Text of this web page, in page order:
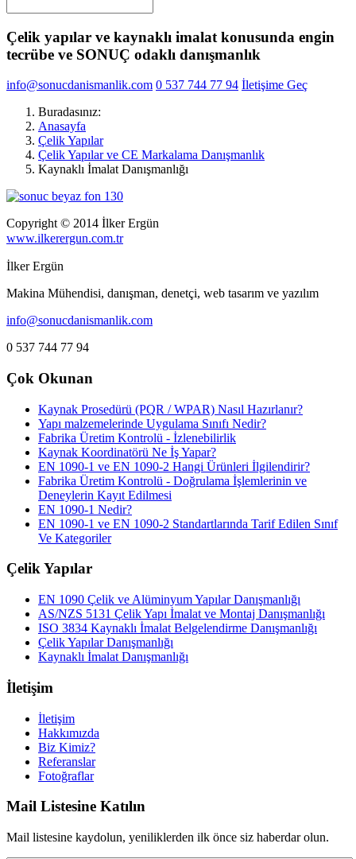
Çelik yapılar ve kaynaklı imalat konusunda engin
tecrübe ve SONUÇ odaklı danışmanlık
info@sonucdanismanlik.com 0 537 744 77 94 İletişime Geç
Buradasınız:
Anasayfa
Çelik Yapılar
Çelik Yapılar ve CE Markalama Danışmanlık
Kaynaklı İmalat Danışmanlığı
Copyright © 2014 İlker Ergün
www.ilkerergun.com.tr
İlker Ergün
Makina Mühendisi, danışman, denetçi, web tasarım ve yazılım
info@sonucdanismanlik.com
0 537 744 77 94
Çok Okunan
Kaynak Prosedürü (PQR / WPAR) Nasıl Hazırlanır?
Yapı malzemelerinde Uygulama Sınıfı Nedir?
Fabrika Üretim Kontrolü - İzlenebilirlik
Kaynak Koordinatörü Ne İş Yapar?
EN 1090-1 ve EN 1090-2 Hangi Ürünleri İlgilendirir?
Fabrika Üretim Kontrolü - Doğrulama İşlemlerinin ve
Deneylerin Kayıt Edilmesi
EN 1090-1 Nedir?
EN 1090-1 ve EN 1090-2 Standartlarında Tarif Edilen Sınıf
Ve Kategoriler
Çelik Yapılar
EN 1090 Çelik ve Alüminyum Yapılar Danışmanlığı
AS/NZS 5131 Çelik Yapı İmalat ve Montaj Danışmanlığı
ISO 3834 Kaynaklı İmalat Belgelendirme Danışmanlığı
Çelik Yapılar Danışmanlığı
Kaynaklı İmalat Danışmanlığı
İletişim
İletişim
Hakkımızda
Biz Kimiz?
Referanslar
Fotoğraflar
Mail Listesine Katılın
Mail listesine kaydolun, yeniliklerden ilk önce siz haberdar olun.